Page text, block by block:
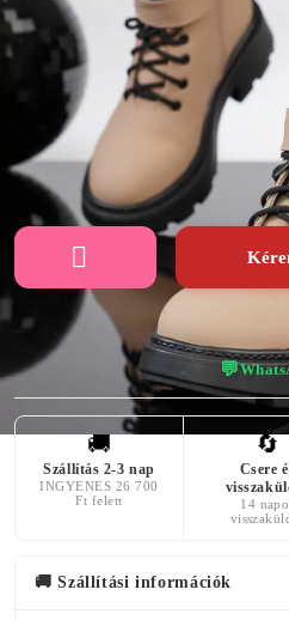
SZÍN
rózsaszín
KÜLSŐ
ANYAG
Bőr
A TALP
MAGASSÁGA
4 centiméter
💬
🚚
Szállítás 2-3 nap
INGYENES 26 700
Ft felett
🔄
Csere
14
🚚 Szállítási információk